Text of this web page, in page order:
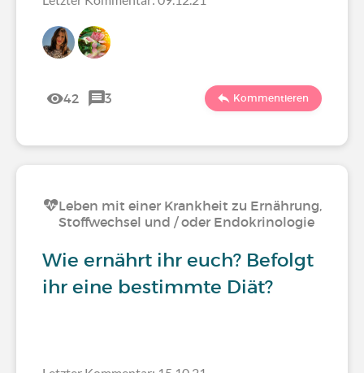
42 3 Kommentieren
Leben mit einer Krankheit zu Ernährung,
Stoffwechsel und / oder Endokrinologie
Wie ernährt ihr euch? Befolgt
ihr eine bestimmte Diät?